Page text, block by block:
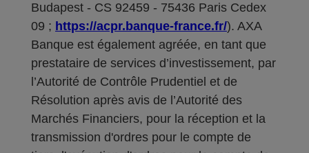
Budapest - CS 92459 - 75436 Paris Cedex
09 ; https://acpr.banque-france.fr/). AXA
Banque est également agréée, en tant que
prestataire de services d’investissement, par
l’Autorité de Contrôle Prudentiel et de
Résolution après avis de l’Autorité des
Marchés Financiers, pour la réception et la
transmission d'ordres pour le compte de